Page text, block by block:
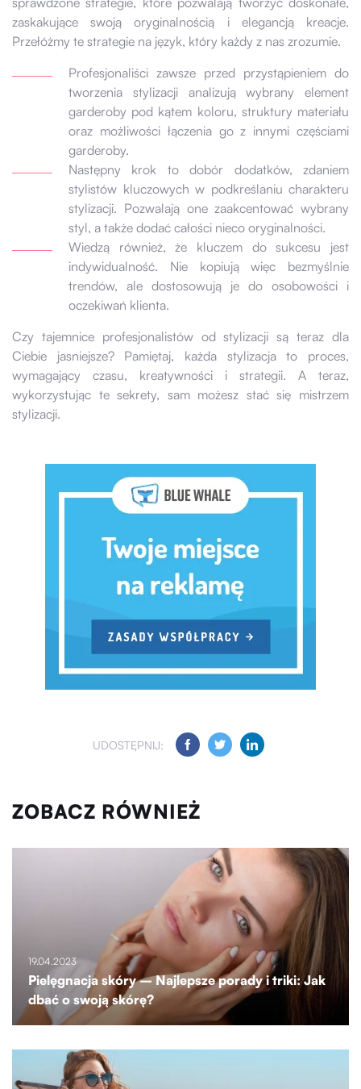
zaskakujące swoją oryginalnością i elegancją kreacje.
Przełóżmy te strategie na język, który każdy z nas zrozumie.
Profesjonaliści zawsze przed przystąpieniem do
tworzenia stylizacji analizują wybrany element
garderoby pod kątem koloru, struktury materiału
oraz możliwości łączenia go z innymi częściami
garderoby.
Następny krok to dobór dodatków, zdaniem
stylistów kluczowych w podkreślaniu charakteru
stylizacji. Pozwalają one zaakcentować wybrany
styl, a także dodać całości nieco oryginalności.
Wiedzą również, że kluczem do sukcesu jest
indywidualność. Nie kopiują więc bezmyślnie
trendów, ale dostosowują je do osobowości i
oczekiwań klienta.
Czy tajemnice profesjonalistów od stylizacji są teraz dla
Ciebie jasniejsze? Pamiętaj, każda stylizacja to proces,
wymagający czasu, kreatywności i strategii. A teraz,
wykorzystując te sekrety, sam możesz stać się mistrzem
stylizacji.
UDOSTĘPNIJ:
ZOBACZ RÓWNIEŻ
19.04.2023
Pielęgnacja skóry – Najlepsze porady i triki: Jak
dbać o swoją skórę?